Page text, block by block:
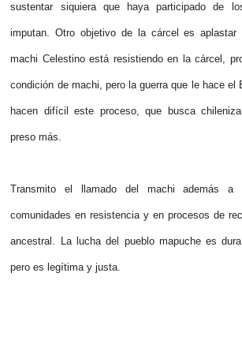
sustentar siquiera que haya participado de
imputan. Otro objetivo de la cárcel es
machi Celestino está resistiendo en la cárcel,
condición de machi, pero la guerra que le hace el
hacen difícil este proceso, que busca
preso más.
Transmito el llamado del machi además
comunidades en resistencia y en procesos de
ancestral. La lucha del pueblo mapuche es
pero es legítima y justa.